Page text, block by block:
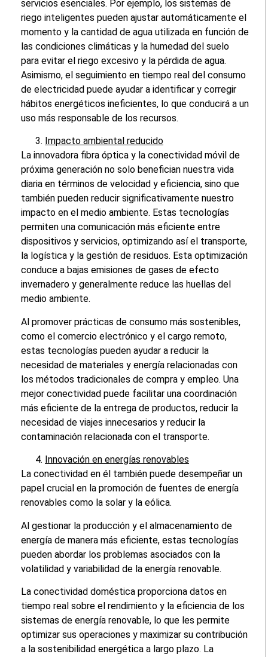
servicios esenciales. Por ejemplo, los sistemas de
riego inteligentes pueden ajustar automáticamente el
momento y la cantidad de agua utilizada en función de
las condiciones climáticas y la humedad del suelo
para evitar el riego excesivo y la pérdida de agua.
Asimismo, el seguimiento en tiempo real del consumo
de electricidad puede ayudar a identificar y corregir
hábitos energéticos ineficientes, lo que conducirá a un
uso más responsable de los recursos.
Impacto ambiental reducido
La innovadora fibra óptica y la conectividad móvil de
próxima generación no solo benefician nuestra vida
diaria en términos de velocidad y eficiencia, sino que
también pueden reducir significativamente nuestro
impacto en el medio ambiente. Estas tecnologías
permiten una comunicación más eficiente entre
dispositivos y servicios, optimizando así el transporte,
la logística y la gestión de residuos. Esta optimización
conduce a bajas emisiones de gases de efecto
invernadero y generalmente reduce las huellas del
medio ambiente.
Al promover prácticas de consumo más sostenibles,
como el comercio electrónico y el cargo remoto,
estas tecnologías pueden ayudar a reducir la
necesidad de materiales y energía relacionadas con
los métodos tradicionales de compra y empleo. Una
mejor conectividad puede facilitar una coordinación
más eficiente de la entrega de productos, reducir la
necesidad de viajes innecesarios y reducir la
contaminación relacionada con el transporte.
Innovación en energías renovables
La conectividad en él también puede desempeñar un
papel crucial en la promoción de fuentes de energía
renovables como la solar y la eólica.
Al gestionar la producción y el almacenamiento de
energía de manera más eficiente, estas tecnologías
pueden abordar los problemas asociados con la
volatilidad y variabilidad de la energía renovable.
La conectividad doméstica proporciona datos en
tiempo real sobre el rendimiento y la eficiencia de los
sistemas de energía renovable, lo que les permite
optimizar sus operaciones y maximizar su contribución
a la sostenibilidad energética a largo plazo. La